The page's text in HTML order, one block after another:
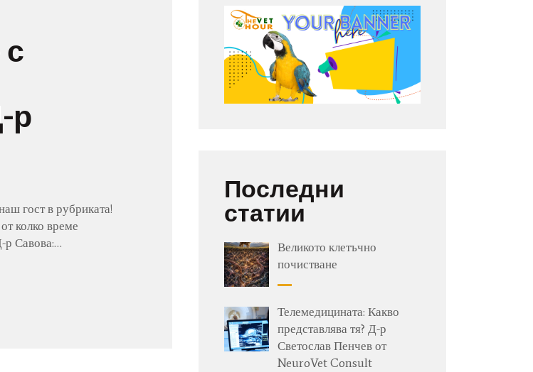
р
гост в рубриката!
колко време
р Савова:…
Последни
статии
Великото клетъчно
почистване
Телемедицината: Какво
представлява тя? Д-р
Светослав Пенчев от
NeuroVet Consult